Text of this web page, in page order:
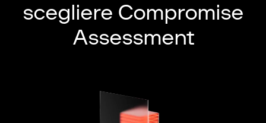
scegliere Compromise
Assessment